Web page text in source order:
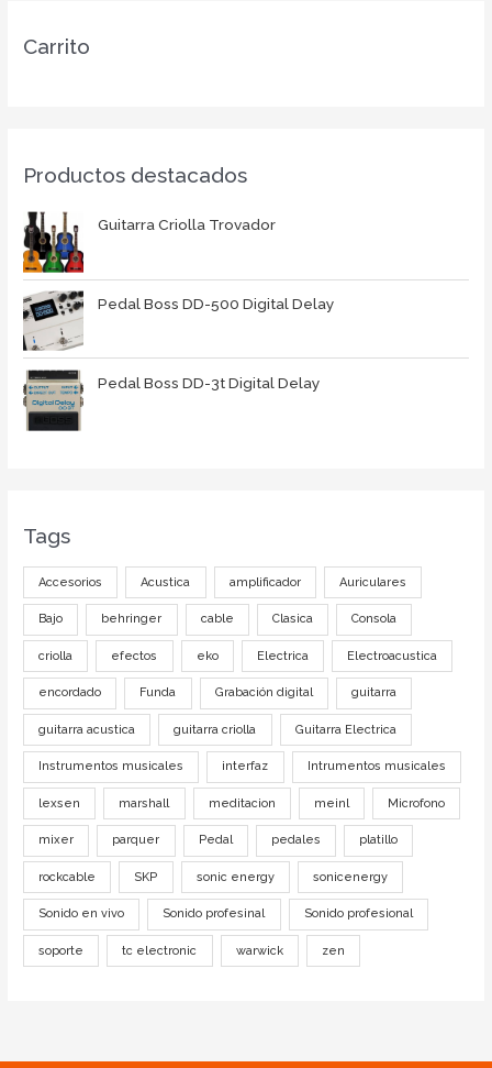
Carrito
Productos destacados
Guitarra Criolla Trovador
Pedal Boss DD-500 Digital Delay
Pedal Boss DD-3t Digital Delay
Tags
Accesorios Acustica amplificador Auriculares
Bajo behringer cable Clasica Consola
criolla efectos eko Electrica Electroacustica
encordado Funda Grabación digital guitarra
guitarra acustica guitarra criolla Guitarra Electrica
Instrumentos musicales interfaz Intrumentos musicales
lexsen marshall meditacion meinl Microfono
mixer parquer Pedal pedales platillo
rockcable SKP sonic energy sonicenergy
Sonido en vivo Sonido profesinal Sonido profesional
soporte tc electronic warwick zen